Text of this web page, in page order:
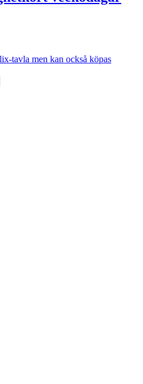
tavla men kan också köpas